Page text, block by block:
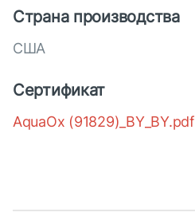
Страна производства
США
Сертификат
AquaOx (91829)_BY_BY.pdf